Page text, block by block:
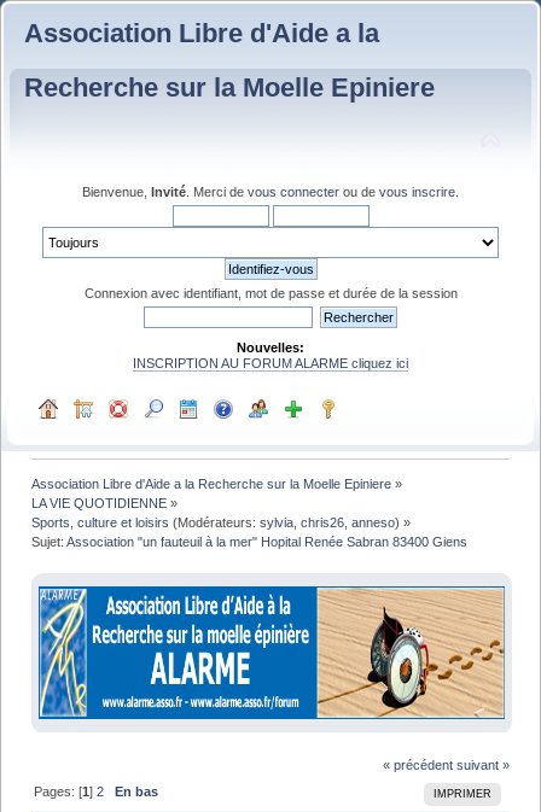
Association Libre d'Aide a la
Recherche sur la Moelle Epiniere
Bienvenue, Invité . Merci de vous connecter ou de vous inscrire
Connexion avec identifiant, mot de passe et durée de la session
Nouvelles:
INSCRIPTION AU FORUM ALARME cliquez ici
Association Libre d'Aide a la Recherche sur la Moelle Epiniere »
LA VIE QUOTIDIENNE »
Sports, culture et loisirs (Modérateurs:sylvia ,chris26 ,anneso) »
Sujet:Association "un fauteuil à la mer" Hopital Renée Sabran 83400 Giens
« précédent suivant »
IMPRIMER
Pages: [1]2 En bas